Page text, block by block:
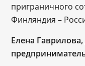
приграничного
Финляндия –
Елена